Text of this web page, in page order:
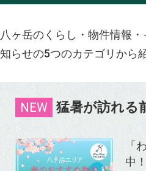
八ヶ岳のくらし・物件情報
知らせの5つのカテゴリから
NEW 猛暑が訪れる
「
中